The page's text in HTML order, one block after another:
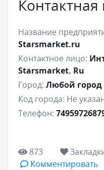
Название
Starsmarket.ru
Контактное лицо:
Starsmarket. Ru
Город: Любой город
Код города: Не
Телефон:
873
Комментировать